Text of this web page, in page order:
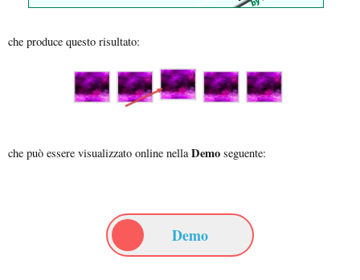
che produce questo risultato:
che può essere visualizzato online nellaDemo seguente:
Demo